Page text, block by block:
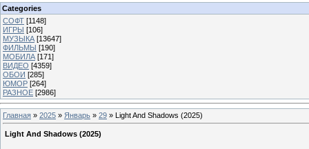
Categories
СОФТ [1148]
ИГРЫ [106]
МУЗЫКА [13647]
ФИЛЬМЫ [190]
МОБИЛА [171]
ВИДЕО [4359]
ОБОИ [285]
ЮМОР [264]
РАЗНОЕ [2986]
Главная » 2025 » Январь » 29 » Light And Shadows (2025)
Light And Shadows (2025)